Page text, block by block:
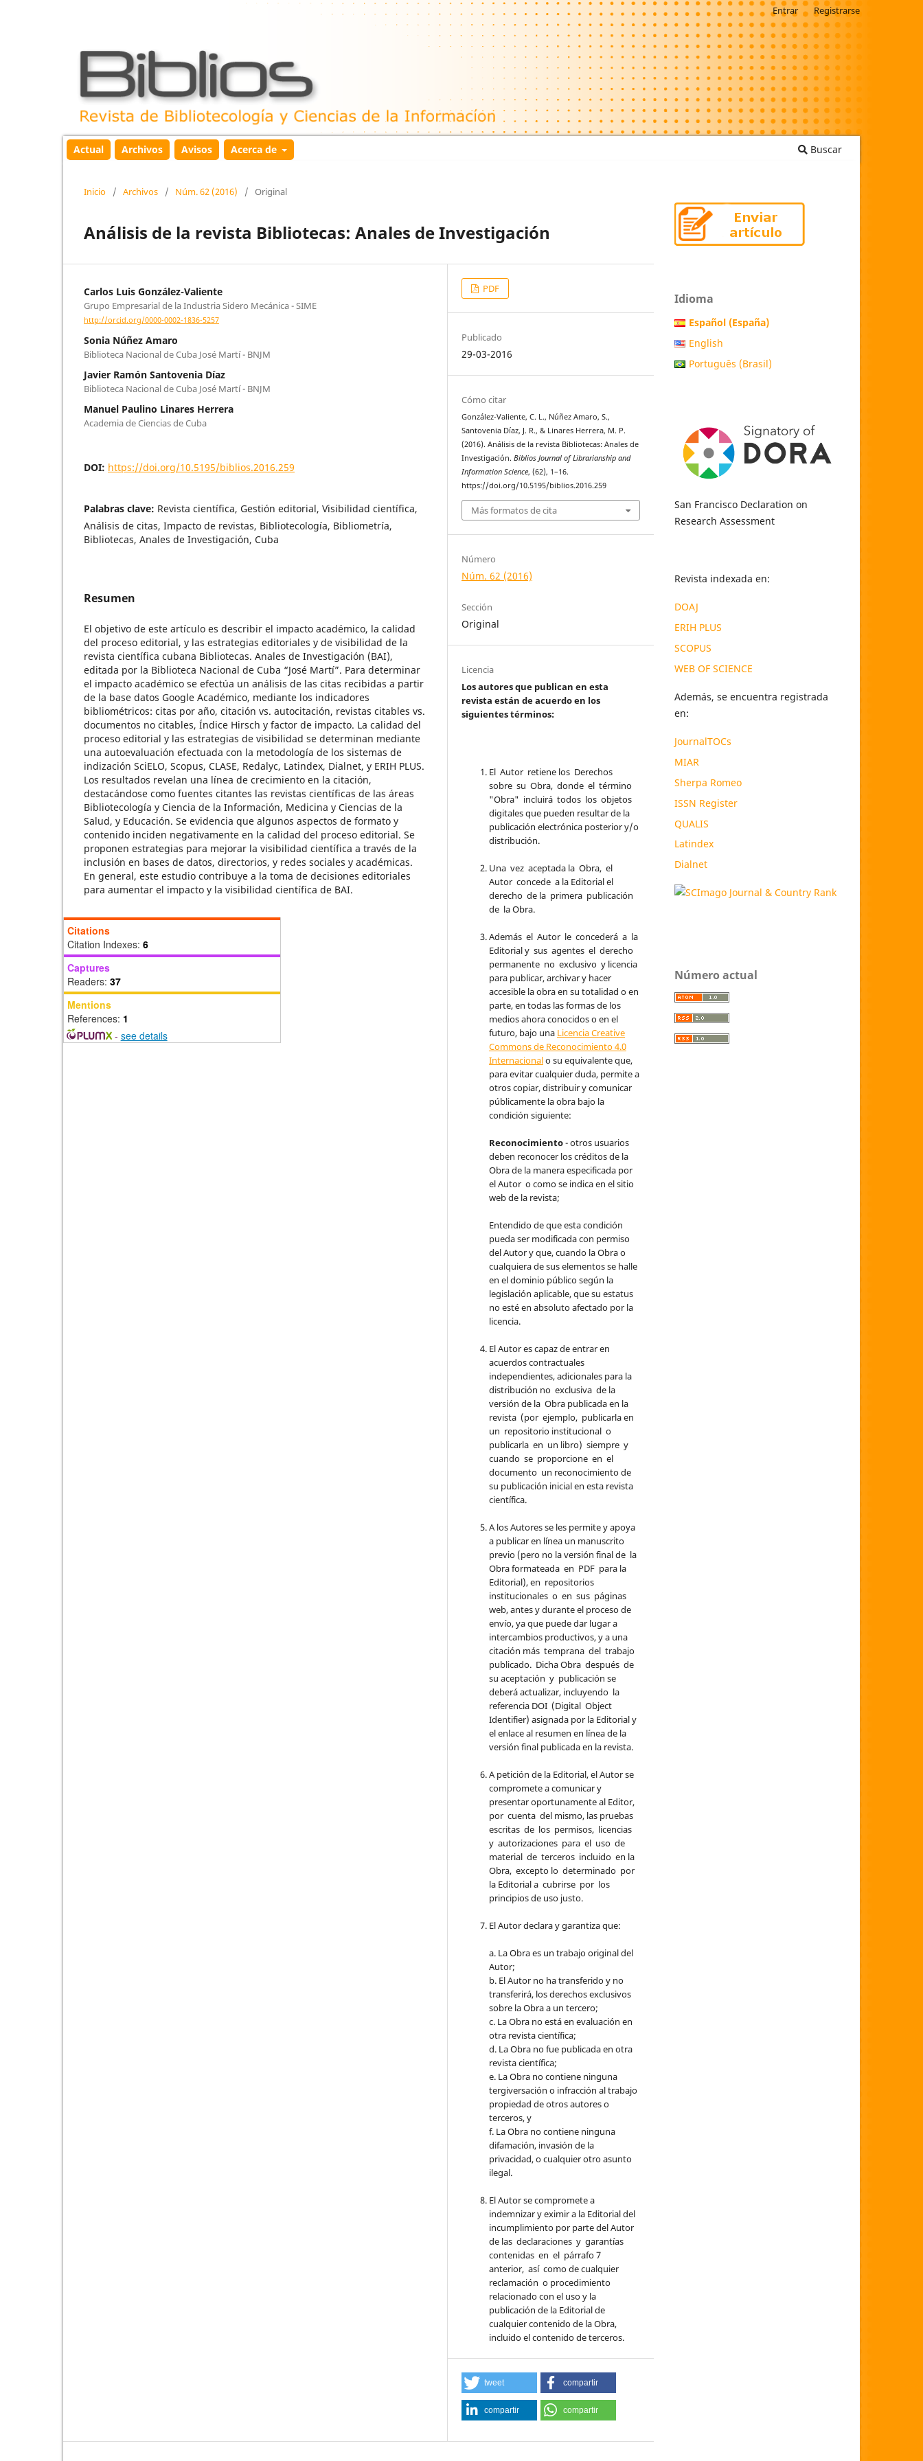
Actual Archivos Avisos Acerca de Buscar
Entrar Registrarse
Inicio / Archivos / Núm. 62 (2016) / Original
Análisis de la revista Bibliotecas: Anales de Investigación
Carlos Luis González-Valiente
Grupo Empresarial de la Industria Sidero Mecánica - SIME
http://orcid.org/0000-0002-1836-5257
Sonia Núñez Amaro
Biblioteca Nacional de Cuba José Martí - BNJM
Javier Ramón Santovenia Díaz
Biblioteca Nacional de Cuba José Martí - BNJM
Manuel Paulino Linares Herrera
Academia de Ciencias de Cuba
DOI: https://doi.org/10.5195/biblios.2016.259
Palabras clave: Revista científica, Gestión editorial, Visibilidad científica,
Análisis de citas, Impacto de revistas, Bibliotecología, Bibliometría,
Bibliotecas, Anales de Investigación, Cuba
Resumen
El objetivo de este artículo es describir el impacto académico, la calidad
del proceso editorial, y las estrategias editoriales y de visibilidad de la
revista científica cubana Bibliotecas. Anales de Investigación (BAI),
editada por la Biblioteca Nacional de Cuba “José Martí”. Para determinar
el impacto académico se efectúa un análisis de las citas recibidas a partir
de la base datos Google Académico, mediante los indicadores
bibliométricos: citas por año, citación vs. autocitación, revistas citables vs.
documentos no citables, Índice Hirsch y factor de impacto. La calidad del
proceso editorial y las estrategias de visibilidad se determinan mediante
una autoevaluación efectuada con la metodología de los sistemas de
indización SciELO, Scopus, CLASE, Redalyc, Latindex, Dialnet, y ERIH PLUS.
Los resultados revelan una línea de crecimiento en la citación,
destacándose como fuentes citantes las revistas científicas de las áreas
Bibliotecología y Ciencia de la Información, Medicina y Ciencias de la
Salud, y Educación. Se evidencia que algunos aspectos de formato y
contenido inciden negativamente en la calidad del proceso editorial. Se
proponen estrategias para mejorar la visibilidad científica a través de la
inclusión en bases de datos, directorios, y redes sociales y académicas.
En general, este estudio contribuye a la toma de decisiones editoriales
para aumentar el impacto y la visibilidad científica de BAI.
Citations
Citation Indexes: 6
Captures
Readers: 37
Mentions
References: 1
- see details
PDF
Publicado
29-03-2016
Cómo citar
González-Valiente, C. L., Núñez Amaro, S.,
Santovenia Díaz, J. R., & Linares Herrera, M. P.
(2016). Análisis de la revista Bibliotecas: Anales de
Investigación.Biblios Journal of Librarianship and
Information Science, (62), 1–16.
https://doi.org/10.5195/biblios.2016.259
Más formatos de cita
Número
Núm. 62 (2016)
Sección
Original
Licencia
Los autores que publican en esta
revista están de acuerdo en los
siguientes términos:
El Autor retiene los Derechos
sobre su Obra, donde el término
"Obra" incluirá todos los objetos
digitales que pueden resultar de la
publicación electrónica posterior y/o
distribución.
Una vez aceptada la Obra, el
Autor concede a la Editorial el
derecho de la primera publicación
de la Obra.
Además el Autor le concederá a la
Editorial y sus agentes el derecho
permanente no exclusivo y licencia
para publicar, archivar y hacer
accesible la obra en su totalidad o en
parte, en todas las formas de los
medios ahora conocidos o en el
futuro, bajo una Licencia Creative
Commons de Reconocimiento 4.0
Internacionalo su equivalente que,
para evitar cualquier duda, permite a
otros copiar, distribuir y comunicar
públicamente la obra bajo la
condición siguiente:
Reconocimiento- otros usuarios
deben reconocer los créditos de la
Obra de la manera especificada por
el Autor o como se indica en el sitio
web de la revista;
Entendido de que esta condición
pueda ser modificada con permiso
del Autor y que, cuando la Obra o
cualquiera de sus elementos se halle
en el dominio público según la
legislación aplicable, que su estatus
no esté en absoluto afectado por la
licencia.
El Autor es capaz de entrar en
acuerdos contractuales
independientes, adicionales para la
distribución no exclusiva de la
versión de la Obra publicada en la
revista (por ejemplo, publicarla en
un repositorio institucional o
publicarla en un libro) siempre y
cuando se proporcione en el
documento un reconocimiento de
su publicación inicial en esta revista
científica.
A los Autores se les permite y apoya
a publicar en línea un manuscrito
previo (pero no la versión final de la
Obra formateada en PDF para la
Editorial), en repositorios
institucionales o en sus páginas
web, antes y durante el proceso de
envío, ya que puede dar lugar a
intercambios productivos, y a una
citación más temprana del trabajo
publicado. Dicha Obra después de
su aceptación y publicación se
deberá actualizar, incluyendo la
referencia DOI (Digital Object
Identifier) asignada por la Editorial y
el enlace al resumen en línea de la
versión final publicada en la revista.
A petición de la Editorial, el Autor se
compromete a comunicar y
presentar oportunamente al Editor,
por cuenta del mismo, las pruebas
escritas de los permisos, licencias
y autorizaciones para el uso de
material de terceros incluido en la
Obra, excepto lo determinado por
la Editorial a cubrirse por los
principios de uso justo.
El Autor declara y garantiza que:
a. La Obra es un trabajo original del
Autor;
b. El Autor no ha transferido y no
transferirá, los derechos exclusivos
sobre la Obra a un tercero;
c. La Obra no está en evaluación en
otra revista científica;
d. La Obra no fue publicada en otra
revista científica;
e. La Obra no contiene ninguna
tergiversación o infracción al trabajo
propiedad de otros autores o
terceros, y
f. La Obra no contiene ninguna
difamación, invasión de la
privacidad, o cualquier otro asunto
ilegal.
El Autor se compromete a
indemnizar y eximir a la Editorial del
incumplimiento por parte del Autor
de las declaraciones y garantías
contenidas en el párrafo 7
anterior, así como de cualquier
reclamación o procedimiento
relacionado con el uso y la
publicación de la Editorial de
cualquier contenido de la Obra,
incluido el contenido de terceros.
tweet compartir
compartir compartir
Idioma
Español (España)
English
Português (Brasil)
San Francisco Declaration on
Research Assessment
Revista indexada en:
DOAJ
ERIH PLUS
SCOPUS
WEB OF SCIENCE
Además, se encuentra registrada
en:
JournalTOCs
MIAR
Sherpa Romeo
ISSN Register
QUALIS
Latindex
Dialnet
Número actual